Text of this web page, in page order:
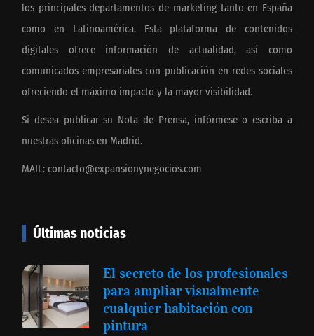
los principales departamentos de marketing tanto en España
como en Latinoamérica. Esta plataforma de contenidos
digitales ofrece información de actualidad, así como
comunicados empresariales con publicación en redes sociales
ofreciendo el máximo impacto y la mayor visibilidad.
Si desea publicar su Nota de Prensa, infórmese o escriba a
nuestras oficinas en Madrid.
MAIL: contacto@expansionynegocios.com
Últimas noticias
El secreto de los profesionales
para ampliar visualmente
cualquier habitación con
pintura